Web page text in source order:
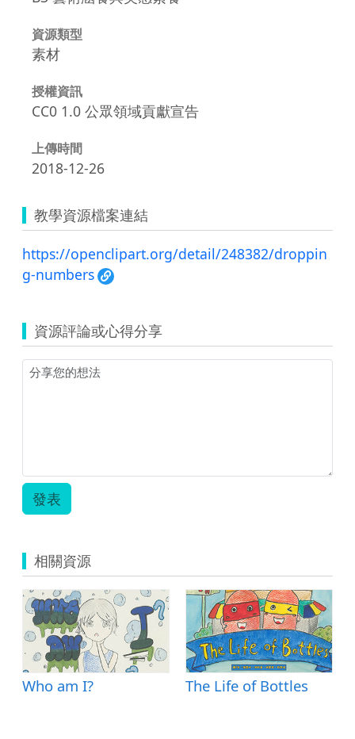
資源類型
素材
授權資訊
CC0 1.0 公眾領域貢獻宣告
上傳時間
2018-12-26
教學資源檔案連結
https://openclipart.org/detail/248382/droppin
g-numbers
資源評論或心得分享
發表
相關資源
Who am I? The Life of Bottles